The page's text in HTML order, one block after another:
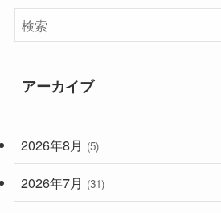
(33)
(248)
アーカイブ
2026年8月 (5)
2026年7月 (31)